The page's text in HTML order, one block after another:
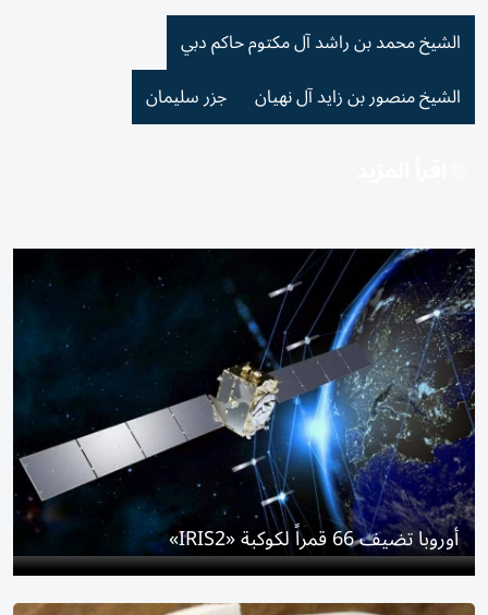
الشيخ محمد بن راشد آل مكتوم حاكم دبي
الشيخ منصور بن زايد آل نهيان
جزر سليمان
أوروبا تضيف 66 قمراً لكوكبة «IRIS2»